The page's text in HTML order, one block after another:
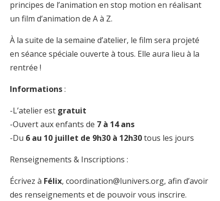
principes de l’animation en stop motion en réalisant
un film d’animation de A à Z.
À la suite de la semaine d’atelier, le film sera projeté
en séance spéciale ouverte à tous. Elle aura lieu à la
rentrée !
Informations:
-L’atelier est gratuit
-Ouvert aux enfants de 7 à 14 ans
-Du 6 au 10 juillet de 9h30 à 12h30tous les jours
Renseignements & Inscriptions :
Écrivez à Félix, coordination@lunivers.org, afin d’avoir
des renseignements et de pouvoir vous inscrire.